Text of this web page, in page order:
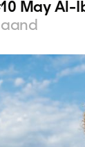
May Al-